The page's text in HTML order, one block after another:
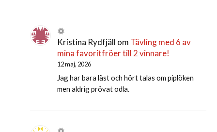
Kristina Rydfjäll om Tävling med 6 av
mina favoritfröer till 2 vinnare!
12 maj, 2026
Jag har bara läst och hört talas om piplöken
men aldrig prövat odla.